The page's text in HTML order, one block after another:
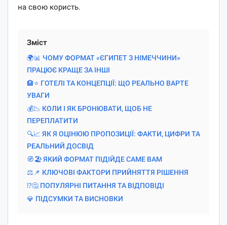
на свою користь.
Зміст
🌍📊 ЧОМУ ФОРМАТ «ЄГИПЕТ З НІМЕЧЧИНИ»
ПРАЦЮЄ КРАЩЕ ЗА ІНШІ
🏨⭐ ГОТЕЛІ ТА КОНЦЕПЦІЇ: ЩО РЕАЛЬНО ВАРТЕ
УВАГИ
💰📉 КОЛИ І ЯК БРОНЮВАТИ, ЩОБ НЕ
ПЕРЕПЛАТИТИ
🔍📈 ЯК Я ОЦІНЮЮ ПРОПОЗИЦІЇ: ФАКТИ, ЦИФРИ ТА
РЕАЛЬНИЙ ДОСВІД
🧭🏖️ ЯКИЙ ФОРМАТ ПІДІЙДЕ САМЕ ВАМ
⚖️📌 КЛЮЧОВІ ФАКТОРИ ПРИЙНЯТТЯ РІШЕННЯ
⁉️🤔 ПОПУЛЯРНІ ПИТАННЯ ТА ВІДПОВІДІ
💎 ПІДСУМКИ ТА ВИСНОВКИ